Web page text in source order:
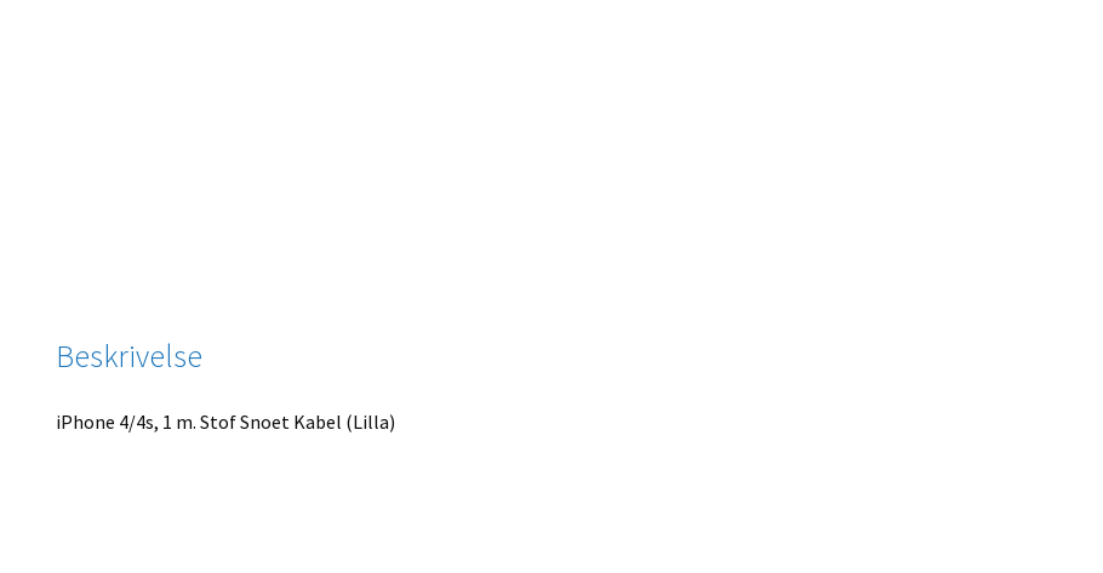
Beskrivelse
iPhone 4/4s, 1 m. Stof Snoet Kabel (Lilla)